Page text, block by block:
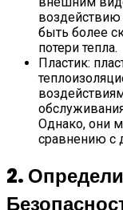
воздействию
быть более
потери тепла.
Пластик:
Однако, они
сравнению с
2.